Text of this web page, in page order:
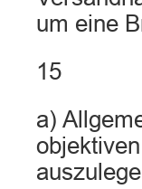
um eine
15
a)